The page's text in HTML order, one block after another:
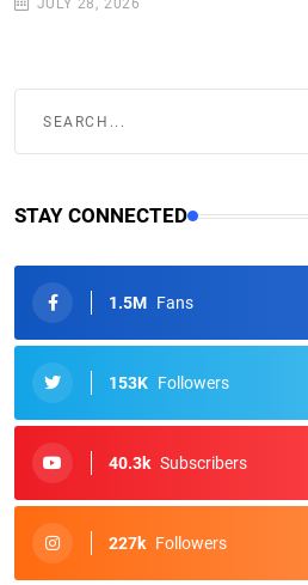
JULY 28, 2026
STAY CONNECTED
1.5M Fans
153K Followers
40.3k Subscribers
227k Followers